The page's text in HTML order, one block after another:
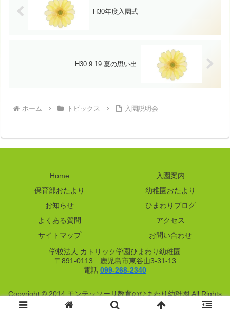
H30年度入園式
H30.9.19 夏の思い出
ホーム トピックス 入園説明会
Home
入園案内
保育部おたより
幼稚園おたより
お知らせ
ひまわりブログ
よくある質問
アクセス
サイトマップ
お問い合わせ
学校法人 カトリック学園ひまわり幼稚園
〒891-0113 鹿児島市東谷山3-31-13
電話 099-268-2340
Copyright © 2014 モンテッソーリ教育のひまわり幼稚園 All Rights
Reserved.